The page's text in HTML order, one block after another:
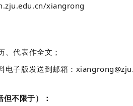
xiangrong
、代表作全文；
电子版发送到邮箱：
不限于）：